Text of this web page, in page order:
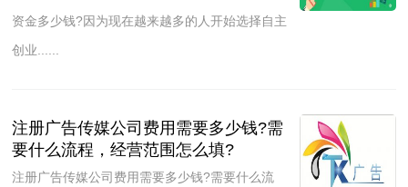
资金多少钱?因为现在越来越多的人开始选择自主
创业......
注册广告传媒公司费用需要多少钱?需
要什么流程，经营范围怎么填?
注册广告传媒公司费用需要多少钱?需要什么流